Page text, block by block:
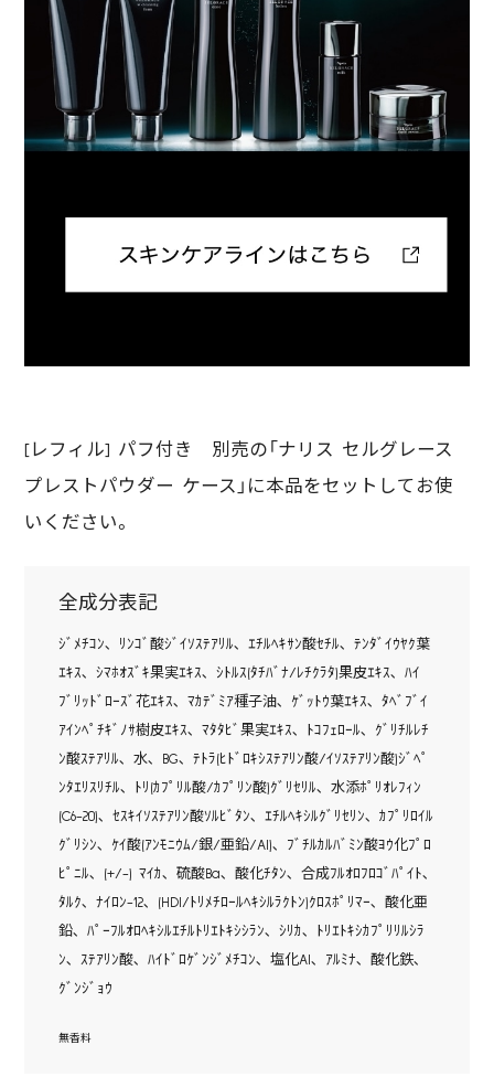
[レフィル] パフ付き 別売の「ナリス セルグレース
プレストパウダー ケース」に本品をセットしてお使
いください。
全成分表記
ｼﾞﾒﾁｺﾝ､ ﾘﾝｺﾞ酸ｼﾞｲｿｽﾃｱﾘﾙ､ ｴﾁﾙﾍｷｻﾝ酸ｾﾁﾙ､ ﾃﾝﾀﾞｲｳﾔｸ葉
ｴｷｽ､ ｼﾏﾎｵｽﾞｷ果実ｴｷｽ､ ｼﾄﾙｽ(ﾀﾁﾊﾞﾅ/ﾚﾁｸﾗﾀ)果皮ｴｷｽ､ ﾊｲ
ﾌﾞﾘｯﾄﾞﾛｰｽﾞ花ｴｷｽ､ ﾏｶﾃﾞﾐｱ種子油､ ｹﾞｯﾄｳ葉ｴｷｽ､ ﾀﾍﾞﾌﾞｲ
ｱｲﾝﾍﾟﾁｷﾞﾉｻ樹皮ｴｷｽ､ ﾏﾀﾀﾋﾞ果実ｴｷｽ､ ﾄｺﾌｪﾛｰﾙ､ ｸﾞﾘﾁﾙﾚﾁ
ﾝ酸ｽﾃｱﾘﾙ､ 水､ BG､ ﾃﾄﾗ(ﾋﾄﾞﾛｷｼｽﾃｱﾘﾝ酸/ｲｿｽﾃｱﾘﾝ酸)ｼﾞﾍﾟ
ﾝﾀｴﾘｽﾘﾁﾙ､ ﾄﾘ(ｶﾌﾟﾘﾙ酸/ｶﾌﾟﾘﾝ酸)ｸﾞﾘｾﾘﾙ､ 水添ﾎﾟﾘｵﾚﾌｨﾝ
(C6-20)､ ｾｽｷｲｿｽﾃｱﾘﾝ酸ｿﾙﾋﾞﾀﾝ､ ｴﾁﾙﾍｷｼﾙｸﾞﾘｾﾘﾝ､ ｶﾌﾟﾘﾛｲﾙ
ｸﾞﾘｼﾝ､ ｹｲ酸(ｱﾝﾓﾆｳﾑ/銀/亜鉛/Al)､ ﾌﾞﾁﾙｶﾙﾊﾞﾐﾝ酸ﾖｳ化ﾌﾟﾛ
ﾋﾟﾆﾙ､ (+/-) ﾏｲｶ､ 硫酸Ba､ 酸化ﾁﾀﾝ､ 合成ﾌﾙｵﾛﾌﾛｺﾞﾊﾟｲﾄ､
ﾀﾙｸ､ ﾅｲﾛﾝ-12､ (HDI/ﾄﾘﾒﾁﾛｰﾙﾍｷｼﾙﾗｸﾄﾝ)ｸﾛｽﾎﾟﾘﾏｰ､ 酸化亜
鉛､ ﾊﾟｰﾌﾙｵﾛﾍｷｼﾙｴﾁﾙﾄﾘｴﾄｷｼｼﾗﾝ､ ｼﾘｶ､ ﾄﾘｴﾄｷｼｶﾌﾟﾘﾘﾙｼﾗ
ﾝ､ ｽﾃｱﾘﾝ酸､ ﾊｲﾄﾞﾛｹﾞﾝｼﾞﾒﾁｺﾝ､ 塩化Al､ ｱﾙﾐﾅ､ 酸化鉄､
ｸﾞﾝｼﾞｮｳ
無香料